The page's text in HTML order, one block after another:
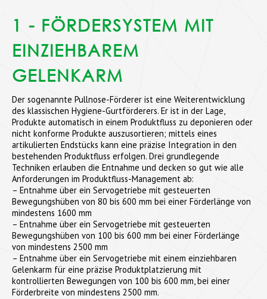
1 - FÖRDERSYSTEM MIT
EINZIEHBAREM
GELENKARM
Der sogenannte Pullnose-Förderer ist eine Weiterentwicklung
des klassischen Hygiene-Gurtförderers. Er ist in der Lage,
Produkte automatisch in einem Produktfluss zu deponieren oder
nicht konforme Produkte auszusortieren; mittels eines
artikulierten Endstücks kann eine präzise Integration in den
bestehenden Produktfluss erfolgen. Drei grundlegende
Techniken erlauben die Entnahme und decken so gut wie alle
Anforderungen im Produktfluss-Management ab:
– Entnahme über ein Servogetriebe mit gesteuerten
Bewegungshüben von 80 bis 600 mm bei einer Förderlänge von
mindestens 1600 mm
– Entnahme über ein Servogetriebe mit gesteuerten
Bewegungshüben von 100 bis 600 mm bei einer Förderlänge
von mindestens 2500 mm
– Entnahme über ein Servogetriebe mit einem einziehbaren
Gelenkarm für eine präzise Produktplatzierung mit
kontrollierten Bewegungen von 100 bis 600 mm, bei einer
Förderbreite von mindestens 2500 mm.